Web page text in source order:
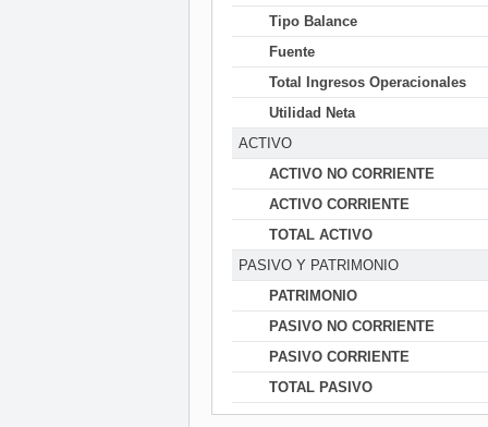
Tipo Balance
Fuente
Total Ingresos Operacionales
Utilidad Neta
ACTIVO
ACTIVO NO CORRIENTE
ACTIVO CORRIENTE
TOTAL ACTIVO
PASIVO Y PATRIMONIO
PATRIMONIO
PASIVO NO CORRIENTE
PASIVO CORRIENTE
TOTAL PASIVO